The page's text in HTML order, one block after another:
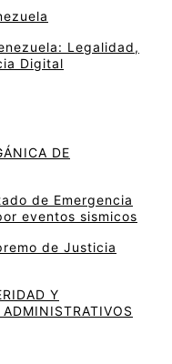
Legalidad,
Digital
DE
de Emergencia
eventos sismicos
de Justicia
Y